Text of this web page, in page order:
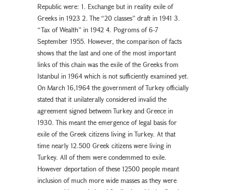
Republic were: 1. Exchange but in reality exile of
Greeks in 1923 2. The “20 classes” draft in 1941 3.
“Tax of Wealth” in 1942 4. Pogroms of 6-7
September 1955. However, the comparison of facts
shows that the last and one of the most important
links of this chain was the exile of the Greeks from
Istanbul in 1964 which is not sufficiently examined yet.
On March 16,1964 the government of Turkey officially
stated that it unilaterally considered invalid the
agreement signed between Turkey and Greece in
1930. This meant the emergence of legal basis for
exile of the Greek citizens living in Turkey. At that
time nearly 12.500 Greek citizens were living in
Turkey. All of them were condemmed to exile.
However deportation of these 12500 people meant
inclusion of much more wide masses as they were